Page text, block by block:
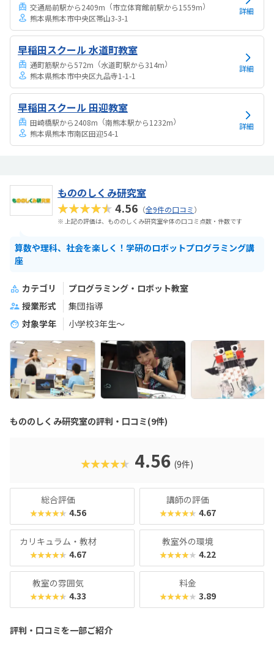
交通局前駅から2409m （市立体育館前駅から1559m）
熊本県熊本市中央区帯山3-3-1
詳細
早稲田スクール 水道町教室
通町筋駅から572m （水道町駅から314m）
熊本県熊本市中央区九品寺1-1-1
詳細
早稲田スクール 田迎教室
田崎橋駅から2408m （南熊本駅から1232m）
熊本県熊本市南区田迎54-1
詳細
もののしくみ研究室
★★★★★4.56 （全9件の口コミ）
※ 上記の評価は、もののしくみ研究室全体の口コミ点数・件数です
算数や理科、社会を楽しく！学研のロボットプログラミング講
座
カテゴリ
プログラミング・ロボット教室
授業形式
集団指導
対象学年
小学校3年生〜
もののしくみ研究室の評判・口コミ(9件)
★★★★★ 4.56 (9件)
総合評価
★★★★★ 4.56
講師の評価
★★★★★ 4.67
カリキュラム・教材
★★★★★ 4.67
教室外の環境
★★★★★ 4.22
教室の雰囲気
★★★★★ 4.33
料金
★★★★★ 3.89
評判・口コミを一部ご紹介